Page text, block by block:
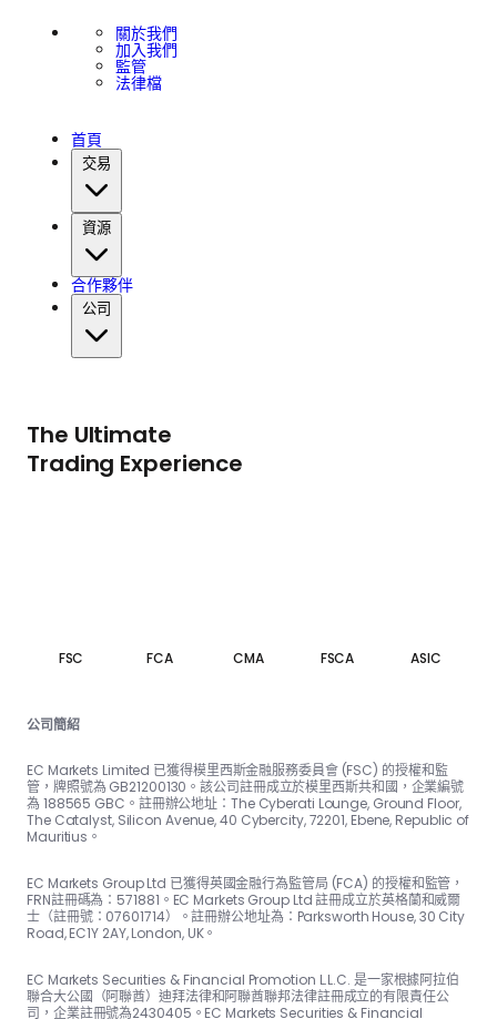
關於我們
加入我們
監管
法律檔
首頁
交易
資源
合作夥伴
公司
The Ultimate
Trading Experience
FSC FCA CMA FSCA ASIC
公司簡紹
EC Markets Limited 已獲得模里西斯金融服務委員會 (FSC) 的授權和監
管，牌照號為 GB21200130。該公司註冊成立於模里西斯共和國，企業編號
為 188565 GBC。註冊辦公地址：The Cyber​​ati Lounge, Ground Floor,
The Catalyst, Silicon Avenue, 40 Cyber​​city, 72201, Ebene, Republic of
Mauritius。
EC Markets Group Ltd 已獲得英國金融行為監管局 (FCA) 的授權和監管，
FRN註冊碼為：57188​​1。EC Markets Group Ltd 註冊成立於英格蘭和威爾
士（註冊號：07601714）。註冊辦公地址為：Parksworth House, 30 City
Road, EC1Y 2AY, London, UK。
EC Markets Securities & Financial Promotion L.L.C. 是一家根據阿拉伯
聯合大公國（阿聯酋）迪拜法律和阿聯酋聯邦法律註冊成立的有限責任公
司，企業註冊號為2430405。EC Markets Securities & Financial